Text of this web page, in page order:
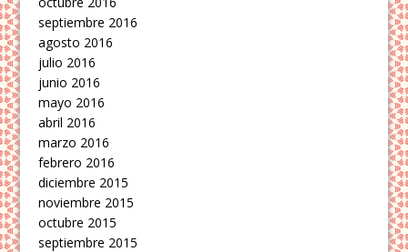
septiembre 2016
agosto 2016
julio 2016
junio 2016
mayo 2016
abril 2016
marzo 2016
febrero 2016
diciembre 2015
noviembre 2015
octubre 2015
septiembre 2015